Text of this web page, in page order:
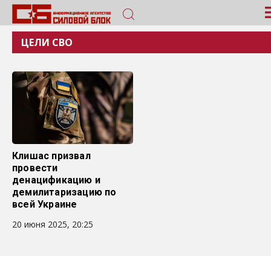
ЦЕЛИ СВО
Клишас призвал
провести
денацификацию и
демилитаризацию по
всей Украине
20 июня 2025, 20:25